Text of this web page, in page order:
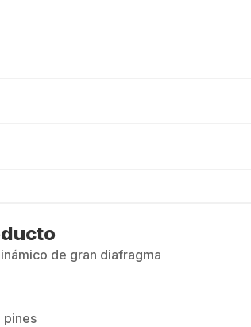
de gran diafragma
pines